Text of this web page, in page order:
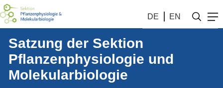
DE EN
Satzung der Sektion
Pflanzenphysiologie und
Molekularbiologie